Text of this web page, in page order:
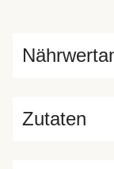
Zutaten